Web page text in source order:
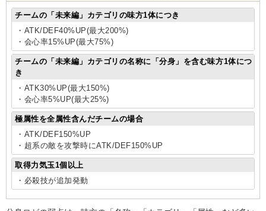
チームの「未来編」カテゴリの味方1体につき
・ATK/DEF40%UP(最大200%)
・会心率15%UP(最大75%)
チームの「未来編」カテゴリの名称に「分身」を含む味方1体につ
き
・ATK30%UP(最大150%)
・会心率5%UP(最大25%)
極属性を全属性含んだチームの場合
・ATK/DEF150%UP
・超系の敵を攻撃時にATK/DEF150%UP
取得力気玉1個以上
・必殺技が追加発動